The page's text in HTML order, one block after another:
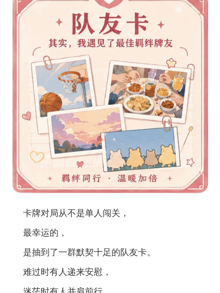
卡牌对局从不是单人闯关，
最幸运的，
是抽到了一群默契十足的队友卡。
难过时有人递来安慰，